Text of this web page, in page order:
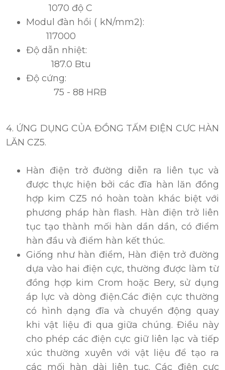
1070 độ C
Modul đàn hồi ( kN/mm2):
117000
Độ dẫn nhiệt:
187.0 Btu
Độ cứng:
75 - 88 HRB
4. ỨNG DỤNG CỦA ĐỒNG TẤM ĐIỆN CƯC HÀN
LĂN CZ5.
Hàn điện trở đường diễn ra liên tục và
được thực hiện bởi các đĩa hàn lăn đồng
hợp kim CZ5 nó hoàn toàn khác biệt với
phương pháp hàn flash. Hàn điện trở liên
tục tạo thành mối hàn dần dần, có điểm
hàn đầu và điểm hàn kết thúc.
Giống như hàn điểm, Hàn điện trở đường
dựa vào hai điện cực, thường được làm từ
đồng hợp kim Crom hoặc Bery, sử dụng
áp lực và dòng điện.Các điện cực thường
có hình dạng đĩa và chuyển động quay
khi vật liệu đi qua giữa chúng. Điều này
cho phép các điện cực giữ liên lạc và tiếp
xúc thường xuyên với vật liệu để tạo ra
các mối hàn dài liên tục. Các điện cực